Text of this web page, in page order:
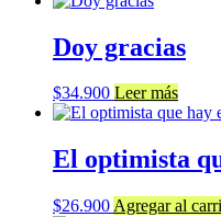
Doy gracias
$34.900 Leer más
El optimista
$26.900 Agregar al